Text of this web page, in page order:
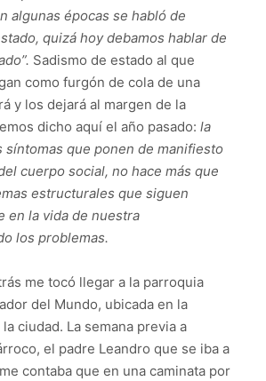
algunas épocas se habló de
quizá hoy debamos hablar de
. Sadismo de estado al que
como furgón de cola de una
y los dejará al margen de la
dicho aquí el año pasado: la
síntomas que ponen de manifiesto
cuerpo social, no hace más que
estructurales que siguen
en la vida de nuestra
los problemas.
me tocó llegar a la parroquia
del Mundo, ubicada en la
ciudad. La semana previa a
el padre Leandro que se iba a
contaba que en una caminata por